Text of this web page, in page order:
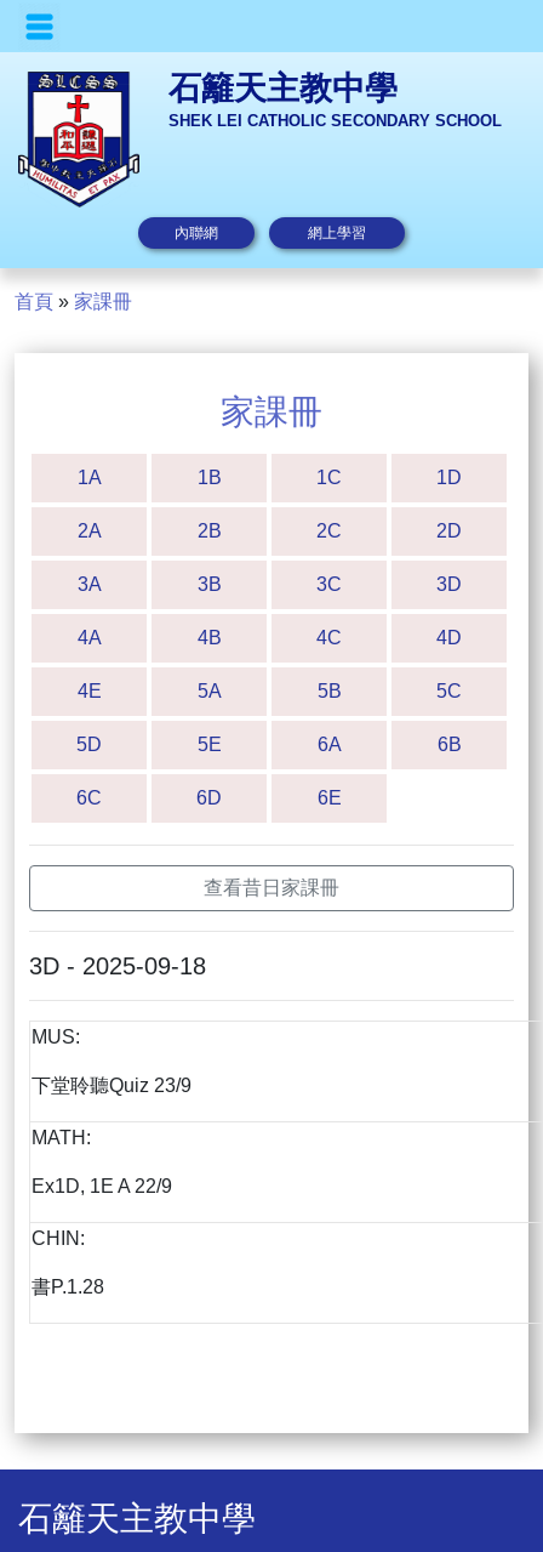
石籬天主教中學
SHEK LEI CATHOLIC SECONDARY SCHOOL
內聯網 網上學習
首頁 » 家課冊
家課冊
1A 1B 1C 1D
2A 2B 2C 2D
3A 3B 3C 3D
4A 4B 4C 4D
4E 5A 5B 5C
5D 5E 6A 6B
6C 6D 6E
查看昔日家課冊
3D - 2025-09-18
MUS:
下堂聆聽Quiz 23/9
MATH:
Ex1D, 1E A 22/9
CHIN:
書P.1.28
石籬天主教中學